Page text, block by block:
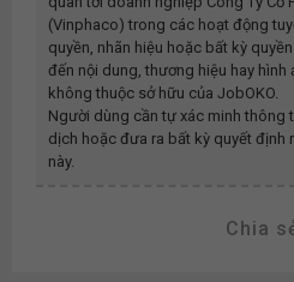
(vinphaco) trong các hoạt động
quyền, nhãn hiệu hoặc bất kỳ
đến nội dung, thương hiệu hay hình
không thuộc sở hữu của JobOKO.
Người dùng cần tự xác minh thông
dịch hoặc đưa ra bất kỳ quyết định
này.
Chia